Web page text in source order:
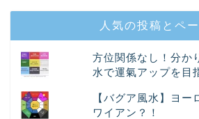
人気の投稿とペ
方位関係なし！分か
水で運氣アップを目
【バグア風水】ヨー
ワイアン？！